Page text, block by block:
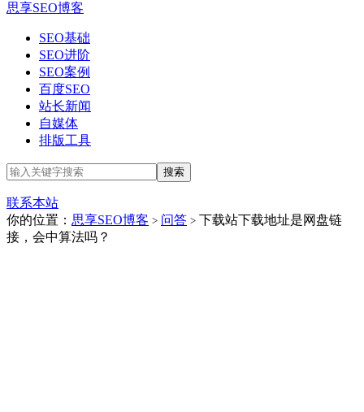
思享SEO博客
SEO基础
SEO进阶
SEO案例
百度SEO
站长新闻
自媒体
排版工具
联系本站
你的位置： 思享SEO博客 > 问答 > 下载站下载地址是网盘链
接，会中算法吗？